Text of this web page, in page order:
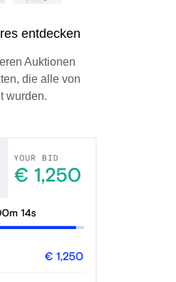
entdecken
Auktionen
die alle von
wurden.